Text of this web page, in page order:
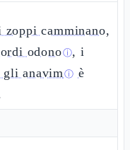
camminano,
odonoⓘ, i
anavimⓘ è